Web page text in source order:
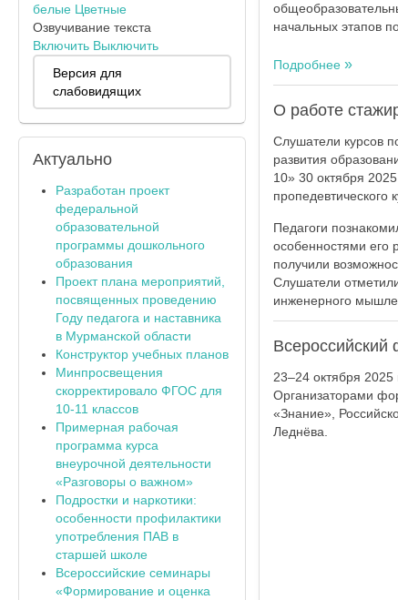
начальных этапов
Подробнее
О работе
Слушатели курсов
развития
10» 30 октября
пропедевтического
Педагоги
особенностями его
получили
Слушатели
инженерного
Всероссийский
23–24 октября
Организаторами
«Знание»,
Леднёва.
белые Цветные
Озвучивание текста
Включить Выключить
Версия для
слабовидящих
Актуально
Разработан проект
федеральной
образовательной
программы дошкольного
образования
Проект плана мероприятий,
посвященных проведению
Году педагога и наставника
в Мурманской области
Конструктор учебных планов
Минпросвещения
скорректировало ФГОС для
10-11 классов
Примерная рабочая
программа курса
внеурочной деятельности
«Разговоры о важном»
Подростки и наркотики:
особенности профилактики
употребления ПАВ в
старшей школе
Всероссийские семинары
«Формирование и оценка